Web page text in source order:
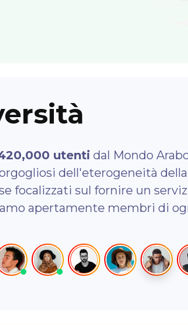
utenti dal Mondo
dell'eterogeneità
focalizzati sul fornire un
apertamente membri di